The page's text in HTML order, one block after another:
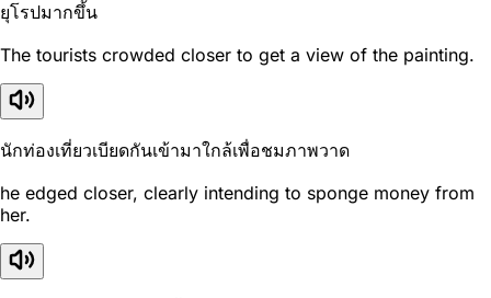
ยุโรปมากขึ้น
The tourists crowded closer to get a view of the painting.
นักท่องเที่ยวเบียดกันเข้ามาใกล้เพื่อชมภาพวาด
he edged closer, clearly intending to sponge money from
her.